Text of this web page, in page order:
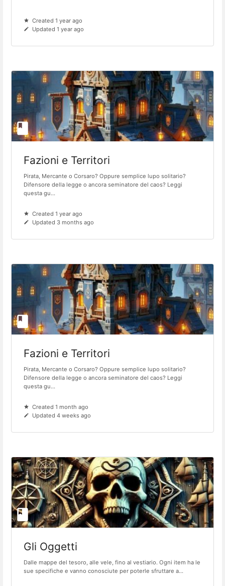
Created 1 year ago
Updated 1 year ago
Fazioni e Territori
Pirata, Mercante o Corsaro? Oppure semplice lupo solitario?
Difensore della legge o ancora seminatore del caos? Leggi
questa gu...
Created 1 year ago
Updated 3 months ago
Fazioni e Territori
Pirata, Mercante o Corsaro? Oppure semplice lupo solitario?
Difensore della legge o ancora seminatore del caos? Leggi
questa gu...
Created 1 month ago
Updated 4 weeks ago
Gli Oggetti
Dalle mappe del tesoro, alle vele, fino al vestiario. Ogni item ha le
sue specifiche e vanno conosciute per poterle sfruttare a...